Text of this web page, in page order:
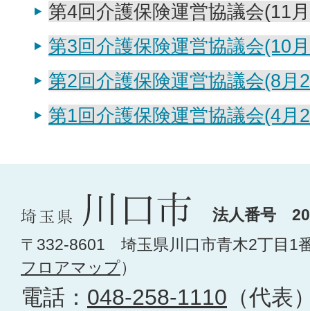
第4回介護保険運営協議会(11
第3回介護保険運営協議会(10
第2回介護保険運営協議会(8月
第1回介護保険運営協議会(4月
法人番号
〒332-8601 埼玉県川口市青木2丁目1
フロアマップ）
電話： 048-258-1110 （代表